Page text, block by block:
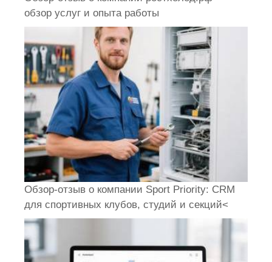
обзор услуг и опыта работы
Обзор-отзыв о компании Sport Priority: CRM
для спортивных клубов, студий и секций<